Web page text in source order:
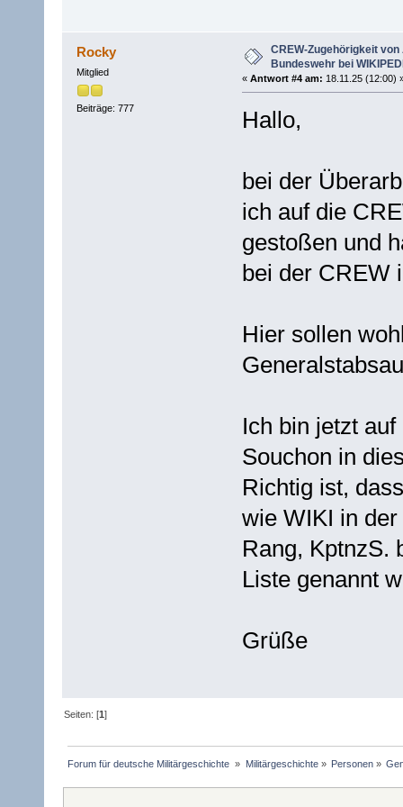
Rocky
Mitglied
Beiträge: 777
CREW-Zugehörigkeit
Bundeswehr bei
« Antwort #4 am: 18.11.25 (12:00)
Hallo,
bei der
ich auf die
gestoßen und
bei der CREW
Hier sollen
Ich bin jetzt
Souchon in
Richtig ist,
wie WIKI in der
Rang, KptnzS.
Liste genannt
Grüße
Seiten: [1]
Forum für deutsche Militärgeschichte » Militärgeschichte» Personen»